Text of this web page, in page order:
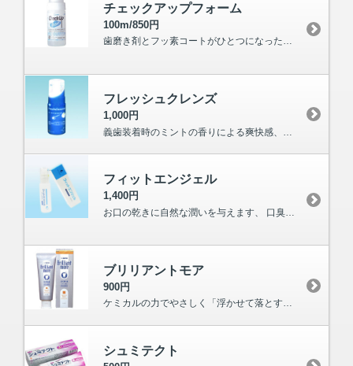
チェックアップフォーム
100m/850円
歯磨き剤とフッ素コートがひとつになった！ 乳幼児の為の一歩進んだジェルタイプのウ蝕・歯周病予防歯磨きです。
フレッシュクレンズ
1,000円
義歯装着時のミントの香りによる爽快感、既存の歯磨剤を使った洗浄に 比べて義歯材質を損傷させない等の安全性も大幅に向上しました。
フィットエンジェル
1,400円
ブリリアントモア
900円
ケミカルの力でやさしく「浮かせて落とす」美白へ「白く輝く健康な歯へ」のニーズに応え、 今までの研磨成分で「かき取る美白」からＢrilliant moreは大きく進化しました。
シュミテクト